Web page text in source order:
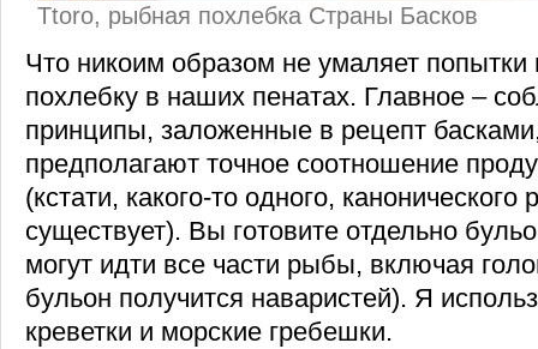
Ttoro, рыбная похлебка Страны Басков
Что никоим образом не умаляет попытки
похлебку в наших пенатах. Главное –
принципы, заложенные в рецепт
предполагают точное соотношение
(кстати, какого-то одного, канонического
существует). Вы готовите отдельно
могут идти все части рыбы, включая
бульон получится наваристей). Я
креветки и морские гребешки.